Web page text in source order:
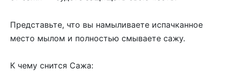
Представьте, что вы намыливаете испачканное
место мылом и полностью смываете сажу.
К чему снится Сажа: